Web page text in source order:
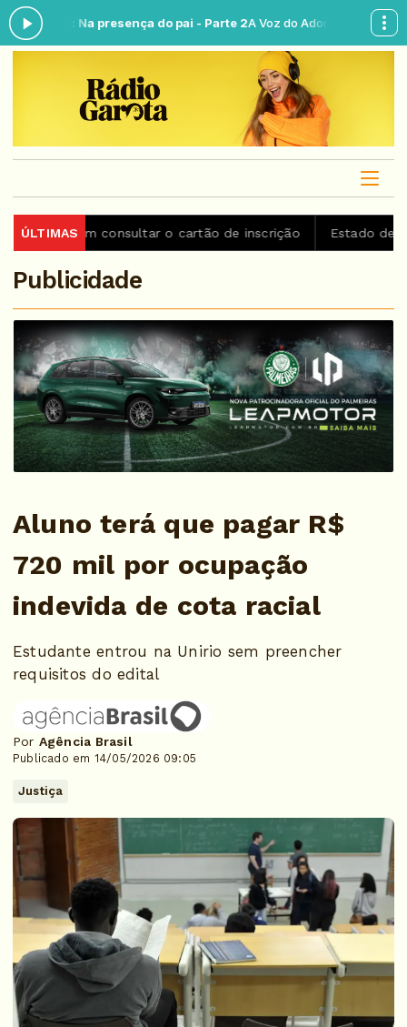
Na presença do pai - Parte 2A Voz do Adorador das 18:30 às
ÚLTIMAS
consultar o cartão de inscrição Estado de São
Publicidade
Aluno terá que pagar R$
720 mil por ocupação
indevida de cota racial
Estudante entrou na Unirio sem preencher
requisitos do edital
Por Agência Brasil
Publicado em 14/05/2026 09:05
Justiça